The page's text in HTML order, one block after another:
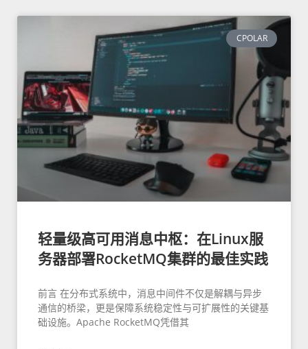
CPOLAR
轻量级高可用消息中枢：在Linux服
务器部署RocketMQ集群的最佳实践
前言 在分布式系统中，消息中间件不仅是解耦与异步
通信的桥梁，更是保障系统稳定性与可扩展性的关键基
础设施。Apache RocketMQ凭借其